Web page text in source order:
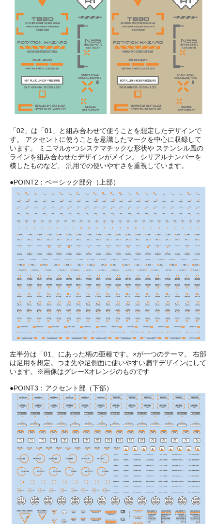
「02」は「01」と組み合わせて使うことを想定したデザインで
す。 アクセントに使うことを意識したマークを中心に収録して
います。 ミニマルかつシステマチックな形状や ステンシル風の
ラインを組み合わせたデザインがメイン。 シリアルナンバーを
模したものなど、 汎用での使いやすさを重視しています。
●POINT2：ベーシック部分（上部）
左半分は「01」にあった柄の亜種です。×が一つのテーマ。 右部
は足用を想定。つま先や足側面に使いやすい扁平デザインにして
います。※画像はグレーXオレンジのものです
●POINT3：アクセント部（下部）